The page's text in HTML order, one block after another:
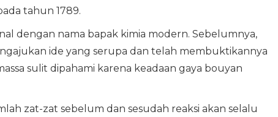
tahun 1789.
dengan nama bapak kimia modern. Sebelumnya,
ide yang serupa dan telah membuktikannya
sulit dipahami karena keadaan gaya bouyan
zat-zat sebelum dan sesudah reaksi akan selalu